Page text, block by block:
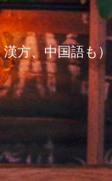
方、中国語も）